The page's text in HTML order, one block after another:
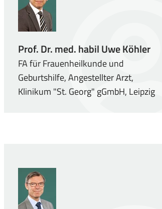
Prof. Dr. med. habil Uwe Köhler
FA für Frauenheilkunde und
Geburtshilfe, Angestellter Arzt,
Klinikum "St. Georg" gGmbH, Leipzig